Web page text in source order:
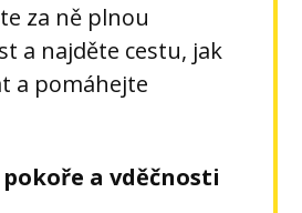
za ně plnou
a najděte cestu, jak
a pomáhejte
pokoře a vděčnosti